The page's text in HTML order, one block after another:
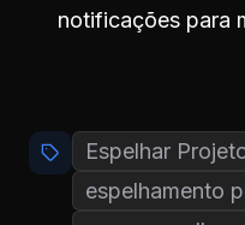
notificações para
Espelhar
espelhamento